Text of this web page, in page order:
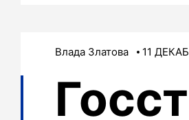
Влада Златова 11